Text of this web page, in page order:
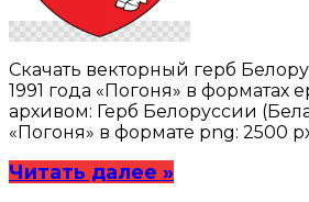
Скачать векторный герб
1991 года «Погоня» в форматах
архивом: Герб Белоруссии
«Погоня» в формате png: 2500
Читать далее »